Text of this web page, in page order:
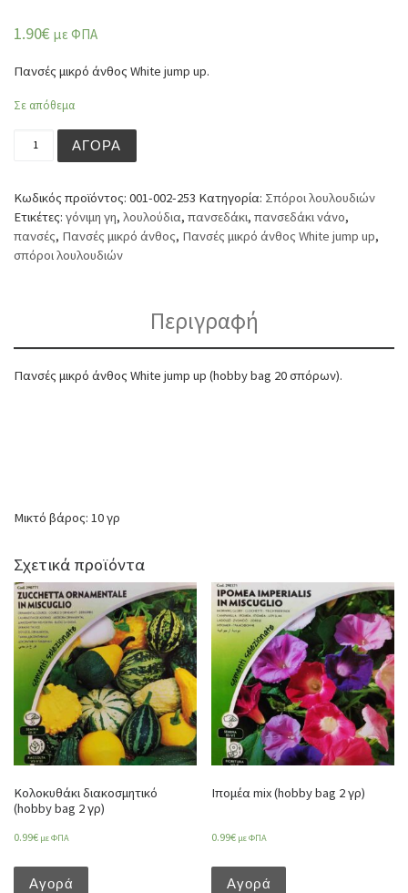
1.90€ με ΦΠΑ
Πανσές μικρό άνθος White jump up.
Σε απόθεμα
ΑΓΟΡΆ
Κωδικός προϊόντος: 001-002-253 Κατηγορία: Σπόροι λουλουδιών
Ετικέτες: γόνιμη γη, λουλούδια, πανσεδάκι, πανσεδάκι νάνο,
πανσές, Πανσές μικρό άνθος, Πανσές μικρό άνθος White jump up,
σπόροι λουλουδιών
Περιγραφή
Πανσές μικρό άνθος White jump up (hobby bag 20 σπόρων).
Μικτό βάρος: 10 γρ
Σχετικά προϊόντα
Κολοκυθάκι διακοσμητικό
(hobby bag 2 γρ)
0.99€ με ΦΠΑ
Αγορά
Ιπομέα mix (hobby bag 2 γρ)
0.99€ με ΦΠΑ
Αγορά